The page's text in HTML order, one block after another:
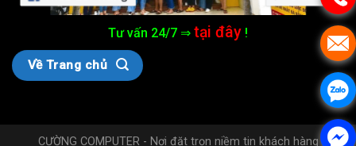
Tư vấn 24/7 ⇒ tại đây !
Về Trang chủ
CƯỜNG COMPUTER - Nơi đặt trọn niềm tin khách hàng